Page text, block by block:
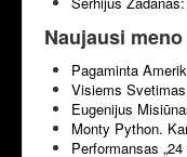
Naujausi
Pagaminta
Visiems
Eugenijus
Monty Python.
Performansas